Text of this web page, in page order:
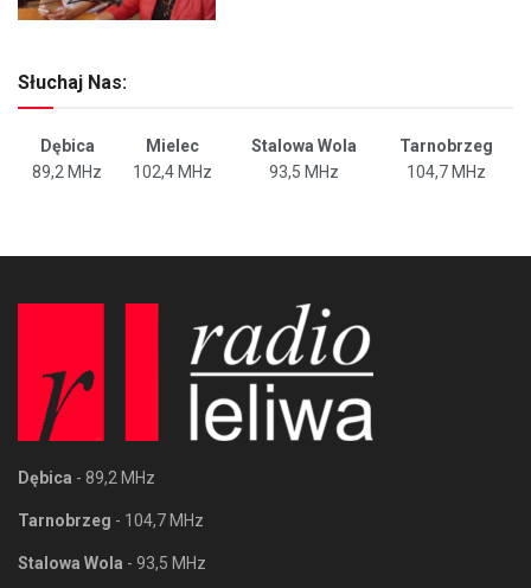
Słuchaj Nas:
Dębica Mielec Stalowa Wola
Tarnobrzeg
89,2 MHz
102,4 MHz 93,5 MHz 104,7 MHz
Dębica - 89,2 MHz
Tarnobrzeg - 104,7 MHz
Stalowa Wola - 93,5 MHz